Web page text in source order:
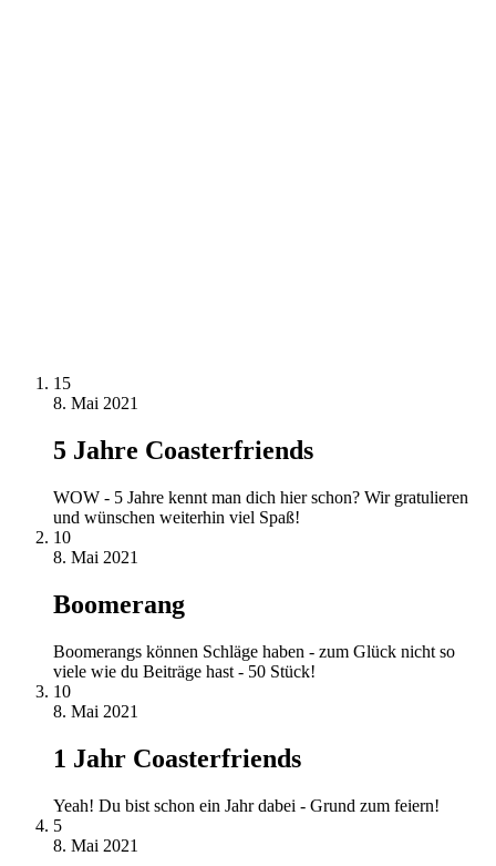
15
8. Mai 2021
5 Jahre Coasterfriends
WOW - 5 Jahre kennt man dich hier schon? Wir gratulieren
und wünschen weiterhin viel Spaß!
10
8. Mai 2021
Boomerang
Boomerangs können Schläge haben - zum Glück nicht so
viele wie du Beiträge hast - 50 Stück!
10
8. Mai 2021
1 Jahr Coasterfriends
Yeah! Du bist schon ein Jahr dabei - Grund zum feiern!
5
8. Mai 2021